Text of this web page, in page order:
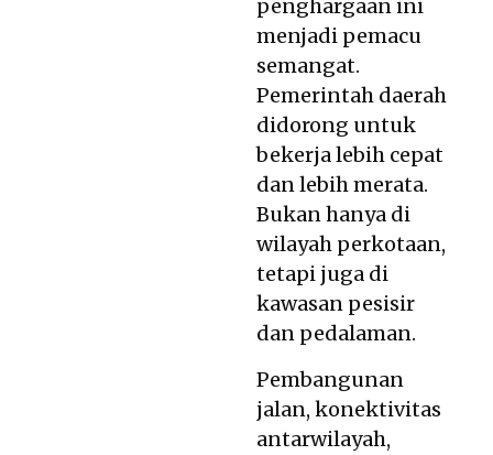
penghargaan ini
menjadi pemacu
semangat.
Pemerintah daerah
didorong untuk
bekerja lebih cepat
dan lebih merata.
Bukan hanya di
wilayah perkotaan,
tetapi juga di
kawasan pesisir
dan pedalaman.
Pembangunan
jalan, konektivitas
antarwilayah,